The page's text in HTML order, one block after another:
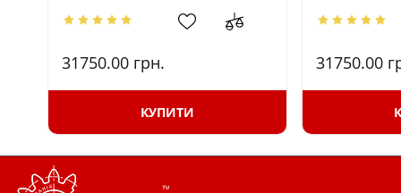
31750.00 грн.
КУПИТИ
31750.00